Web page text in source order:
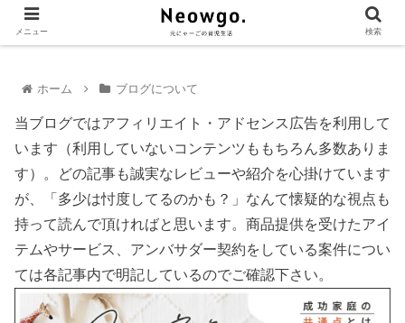
ホーム ブログについて
当ブログではアフィリエイト・アドセンス広告を利用して
います（利用していないコンテンツももちろん多数ありま
す）。どの記事も誠実なレビューや紹介を心掛けています
が、「多少は忖度してるのかも？」なんて懐疑的な視点も
持って読んで頂ければと思います。商品提供を受けたアイ
テムやサービス、アンバサダー契約をしている案件につい
ては各記事内で明記しているのでご確認下さい。
メニュー 検索